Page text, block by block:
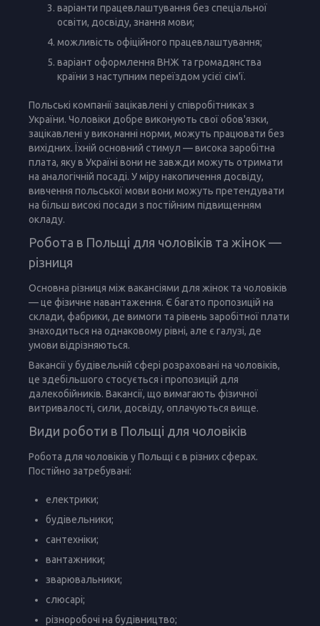
варіанти працевлаштування без спеціальної
освіти, досвіду, знання мови;
можливість офіційного працевлаштування;
варіант оформлення ВНЖ та громадянства
країни з наступним переїздом усієї сім'ї.
Польські компанії зацікавлені у співробітниках з
України. Чоловіки добре виконують свої обов'язки,
зацікавлені у виконанні норми, можуть працювати без
вихідних. Їхній основний стимул — висока заробітна
плата, яку в Україні вони не завжди можуть отримати
на аналогічній посаді. У міру накопичення досвіду,
вивчення польської мови вони можуть претендувати
на більш високі посади з постійним підвищенням
окладу.
Робота в Польщі для чоловіків та жінок —
різниця
Основна різниця між вакансіями для жінок та чоловіків
— це фізичне навантаження. Є багато пропозицій на
склади, фабрики, де вимоги та рівень заробітної плати
знаходиться на однаковому рівні, але є галузі, де
умови відрізняються.
Вакансії у будівельній сфері розраховані на чоловіків,
це здебільшого стосується і пропозицій для
далекобійників. Вакансії, що вимагають фізичної
витривалості, сили, досвіду, оплачуються вище.
Види роботи в Польщі для чоловіків
Робота для чоловіків у Польщі є в різних сферах.
Постійно затребувані:
електрики;
будівельники;
сантехніки;
вантажники;
зварювальники;
слюсарі;
різноробочі на будівництво;